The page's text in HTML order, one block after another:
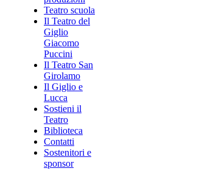
Teatro scuola
Il Teatro del
Giglio
Giacomo
Puccini
Il Teatro San
Girolamo
Il Giglio e
Lucca
Sostieni il
Teatro
Biblioteca
Contatti
Sostenitori e
sponsor